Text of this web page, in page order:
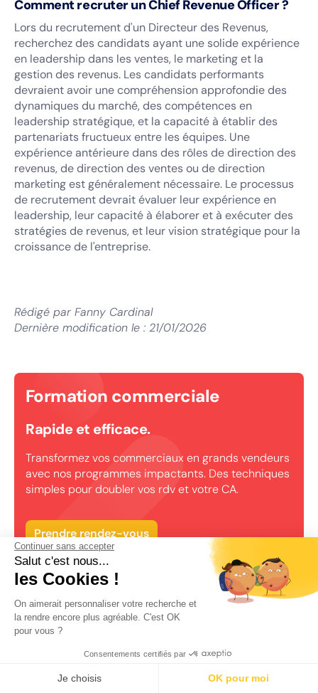
Continuer sans accepter
Salut c'est nous...
les Cookies !
On aimerait personnaliser votre recherche et
la rendre encore plus agréable. C'est OK
pour vous ?
Consentements certifiés par
Je choisis OK pour moi
Comment recruter un Chief Revenue Officer ?
Lors du recrutement d'un Directeur des Revenus,
recherchez des candidats ayant une solide expérience
en leadership dans les ventes, le marketing et la
gestion des revenus. Les candidats performants
devraient avoir une compréhension approfondie des
dynamiques du marché, des compétences en
leadership stratégique, et la capacité à établir des
partenariats fructueux entre les équipes. Une
expérience antérieure dans des rôles de direction des
revenus, de direction des ventes ou de direction
marketing est généralement nécessaire. Le processus
de recrutement devrait évaluer leur expérience en
leadership, leur capacité à élaborer et à exécuter des
stratégies de revenus, et leur vision stratégique pour la
croissance de l'entreprise.
Rédigé par Fanny Cardinal
Dernière modification le : 21/01/2026
Formation commerciale
Rapide et efficace.
Transformez vos commerciaux en grands vendeurs
avec nos programmes impactants. Des techniques
simples pour doubler vos rdv et votre CA.
Prendre rendez-vous